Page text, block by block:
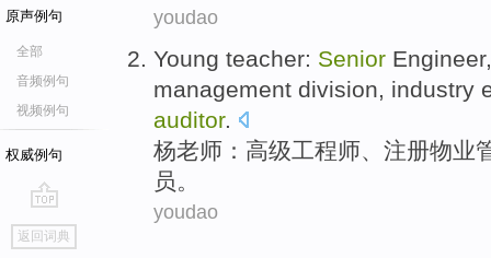
原声例句
全部
音频例句
视频例句
权威例句
go
top
返回词典
youdao
Young teacher: Senior Engineer
management division, industry
auditor.
杨老师 ： 高级工程师、 注册物业
员。
youdao